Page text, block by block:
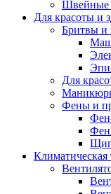
Швейные
Для красоты и
Бритвы и
Для
Фены и
Климатическая